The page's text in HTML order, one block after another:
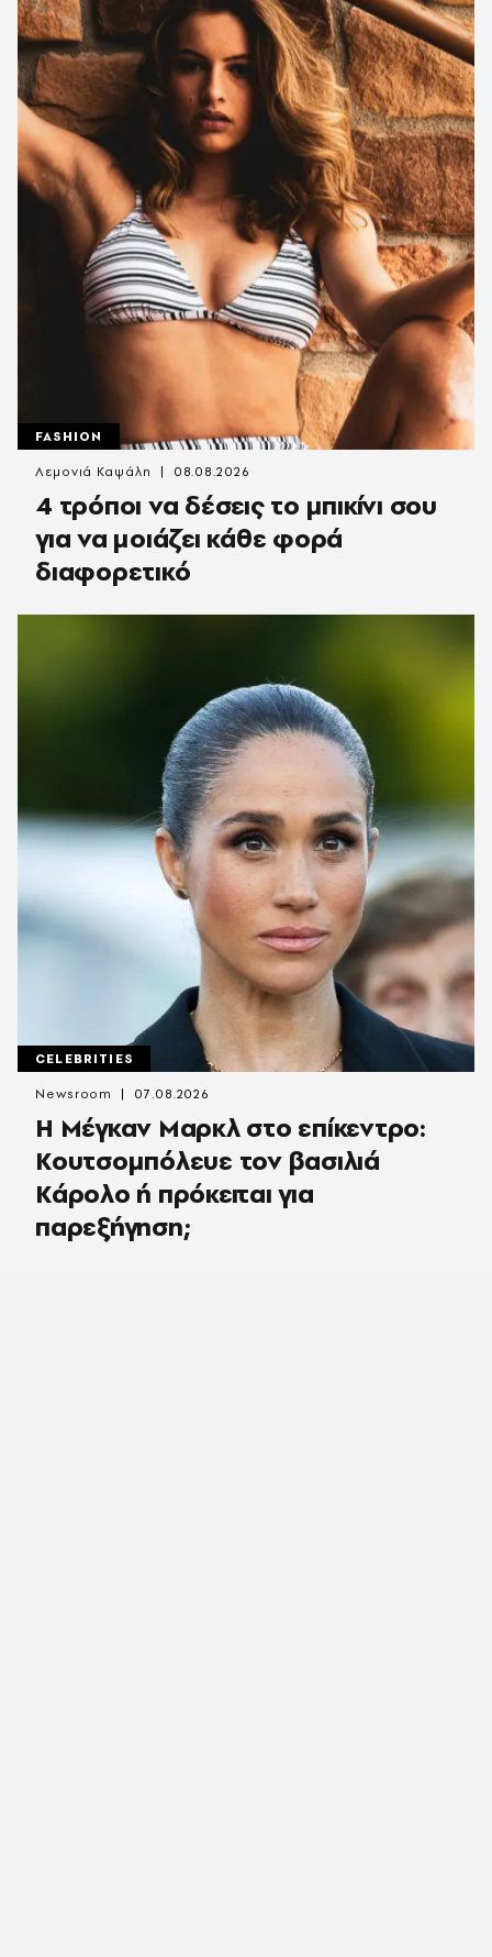
FASHION
4 τρόποι να δέσεις το μπικίνι σου
για να μοιάζει κάθε φορά
διαφορετικό
Λεμονιά Καψάλη 08.08.2026
CELEBRITIES
Η Μέγκαν Μαρκλ στο επίκεντρο:
Κουτσομπόλευε τον βασιλιά
Κάρολο ή πρόκειται για
παρεξήγηση;
Newsroom 07.08.2026